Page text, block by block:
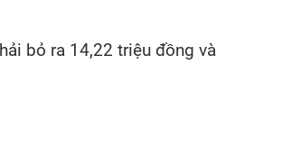
bỏ ra 14,22 triệu đồng và